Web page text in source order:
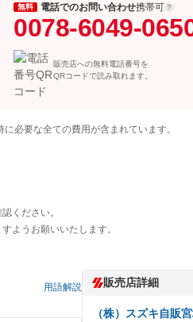
無料 電話でのお問い合わせ携帯可
0078-6049-
販売店への無料電話番号を
QRコードで読み取れます。
必要な全ての費用が含まれています。
ください。
ようお願いいたします。
用語解説 販売店詳細
（株）スズキ自販